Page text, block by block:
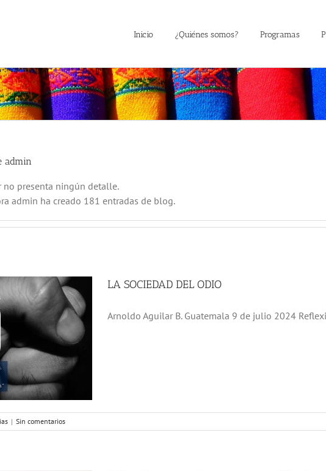
Inicio ¿Quiénes somos? Programas
admin
no presenta ningún detalle.
admin ha creado 181 entradas de blog.
LA SOCIEDAD DEL ODIO
Arnoldo Aguilar B. Guatemala 9 de julio 2024
| Sin comentarios